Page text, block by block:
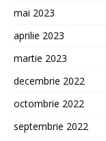
mai 2023
aprilie 2023
martie 2023
decembrie 2022
octombrie 2022
septembrie 2022